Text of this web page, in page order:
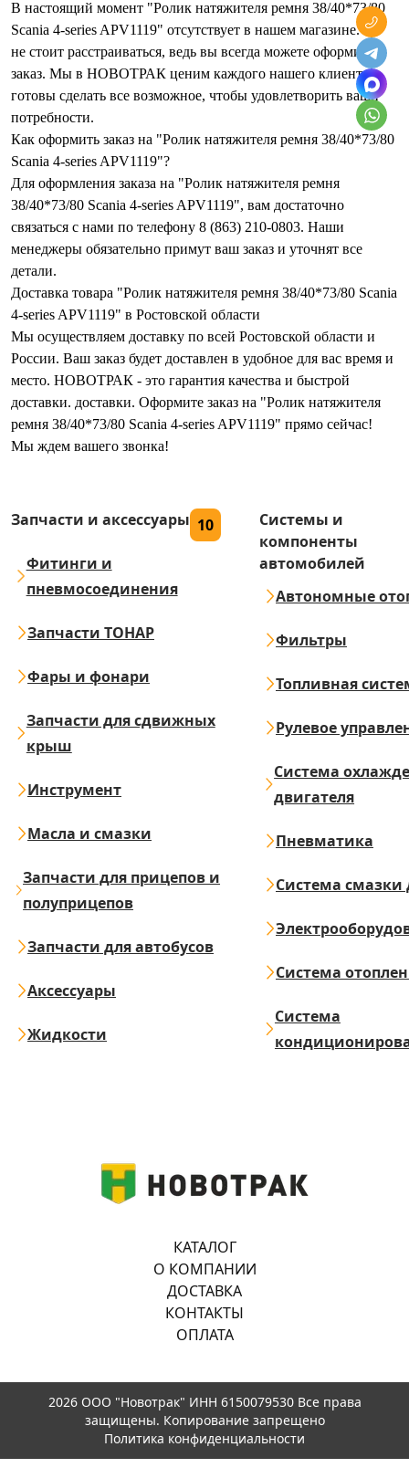
В настоящий момент "Ролик натяжителя ремня 38/40*73/80
Scania 4-series APV1119" отсутствует в нашем магазине. Но
не стоит расстраиваться, ведь вы всегда можете оформить
заказ. Мы в НОВОТРАК ценим каждого нашего клиента и
готовы сделать все возможное, чтобы удовлетворить ваши
потребности.
Как оформить заказ на "Ролик натяжителя ремня 38/40*73/80
Scania 4-series APV1119"?
Для оформления заказа на "Ролик натяжителя ремня
38/40*73/80 Scania 4-series APV1119", вам достаточно
связаться с нами по телефону 8 (863) 210-0803. Наши
менеджеры обязательно примут ваш заказ и уточнят все
детали.
Доставка товара "Ролик натяжителя ремня 38/40*73/80 Scania
4-series APV1119" в Ростовской области
Мы осуществляем доставку по всей Ростовской области и
России. Ваш заказ будет доставлен в удобное для вас время и
место. НОВОТРАК - это гарантия качества и быстрой
доставки. доставки. Оформите заказ на "Ролик натяжителя
ремня 38/40*73/80 Scania 4-series APV1119" прямо сейчас!
Мы ждем вашего звонка!
Запчасти и аксессуары 10
Фитинги и
пневмосоединения
Запчасти ТОНАР
Фары и фонари
Запчасти для сдвижных
крыш
Инструмент
Масла и смазки
Запчасти для прицепов и
полуприцепов
Запчасти для автобусов
Аксессуары
Жидкости
Системы и
компоненты
автомобилей
Автономные
Фильтры
Топливная
Рулевое
Система
двигателя
Пневматика
Система смазки
Система
Система
КАТАЛОГ
О КОМПАНИИ
ДОСТАВКА
КОНТАКТЫ
ОПЛАТА
2026 ООО "Новотрак" ИНН 6150079530 Все права
защищены. Копирование запрещено
Политика конфиденциальности